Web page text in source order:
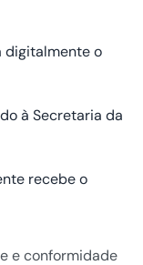
digitalmente o
à Secretaria da
recebe o
e conformidade